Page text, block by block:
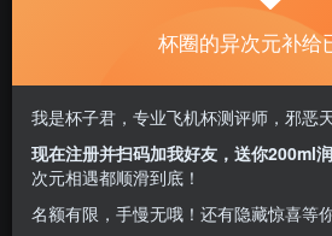
杯多多七彩罐娘-整体七个杯子
不错的，性价比很高。我有找
他们很多都喜欢从外观和大小
没有用好的材料和通道，这样
杯圈的异次元补给
我是杯子君，专业飞机杯测评师，邪恶
现在注册并扫码加我好友，送你200ml
次元相遇都顺滑到底！
名额有限，手慢无哦！还有隐藏惊喜等